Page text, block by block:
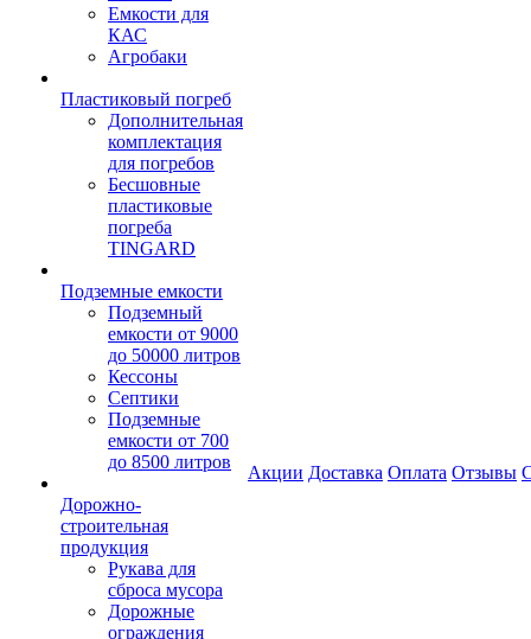
Емкости для
КАС
Агробаки
Пластиковый погреб
Дополнительная
комплектация
для погребов
Бесшовные
пластиковые
погреба
TINGARD
Подземные емкости
Подземный
емкости от 9000
до 50000 литров
Кессоны
Септики
Подземные
емкости от 700
до 8500 литров
Дорожно-
строительная
продукция
Рукава для
сброса мусора
Дорожные
ограждения
Акции Доставка Оплата Отзывы